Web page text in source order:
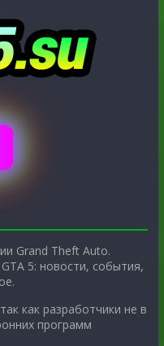
Grand Theft Auto.
5: новости, события,
как разработчики не в
программ